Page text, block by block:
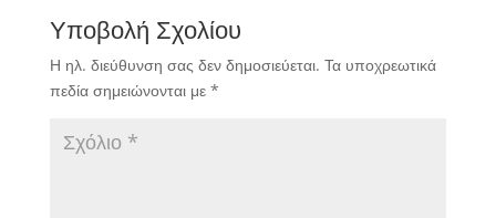
Υποβολή Σχολίου
Η ηλ. διεύθυνση σας δεν δημοσιεύεται. Τα υποχρεωτικά
πεδία σημειώνονται με *